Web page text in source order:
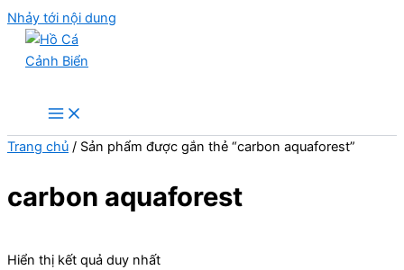
Nhảy tới nội dung
Trang chủ / Sản phẩm được gắn thẻ “carbon aquaforest”
carbon aquaforest
Hiển thị kết quả duy nhất